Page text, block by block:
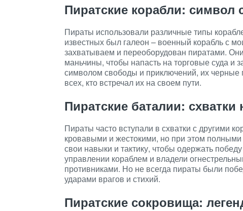
Пиратские корабли:
Пираты использовали различные типы
известных был галеон – военный корабль с
захватываем и переоборудован пиратами.
маньчины, чтобы напасть на торговые суда и
символом свободы и приключений, их
всех, кто встречал их на своем пути.
Пиратские баталии:
Пираты часто вступали в схватки с другими
кровавыми и жестокими, но при этом
свои навыки и тактику, чтобы одержать
управлении кораблем и владели
противниками. Но не всегда пираты были
ударами врагов и стихий.
Пиратские сокровища: